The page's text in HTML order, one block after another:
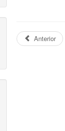
Anterior